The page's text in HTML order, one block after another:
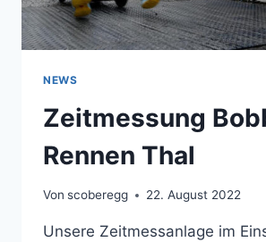
NEWS
Zeitmessung
Rennen Thal
Von scoberegg 22. August 2022
Unsere Zeitmessanlage im